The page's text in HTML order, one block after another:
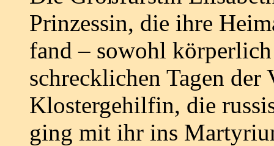
Prinzessin, die ihre
fand – sowohl
schrecklichen Tagen
Klostergehilfin, die
ging mit ihr ins